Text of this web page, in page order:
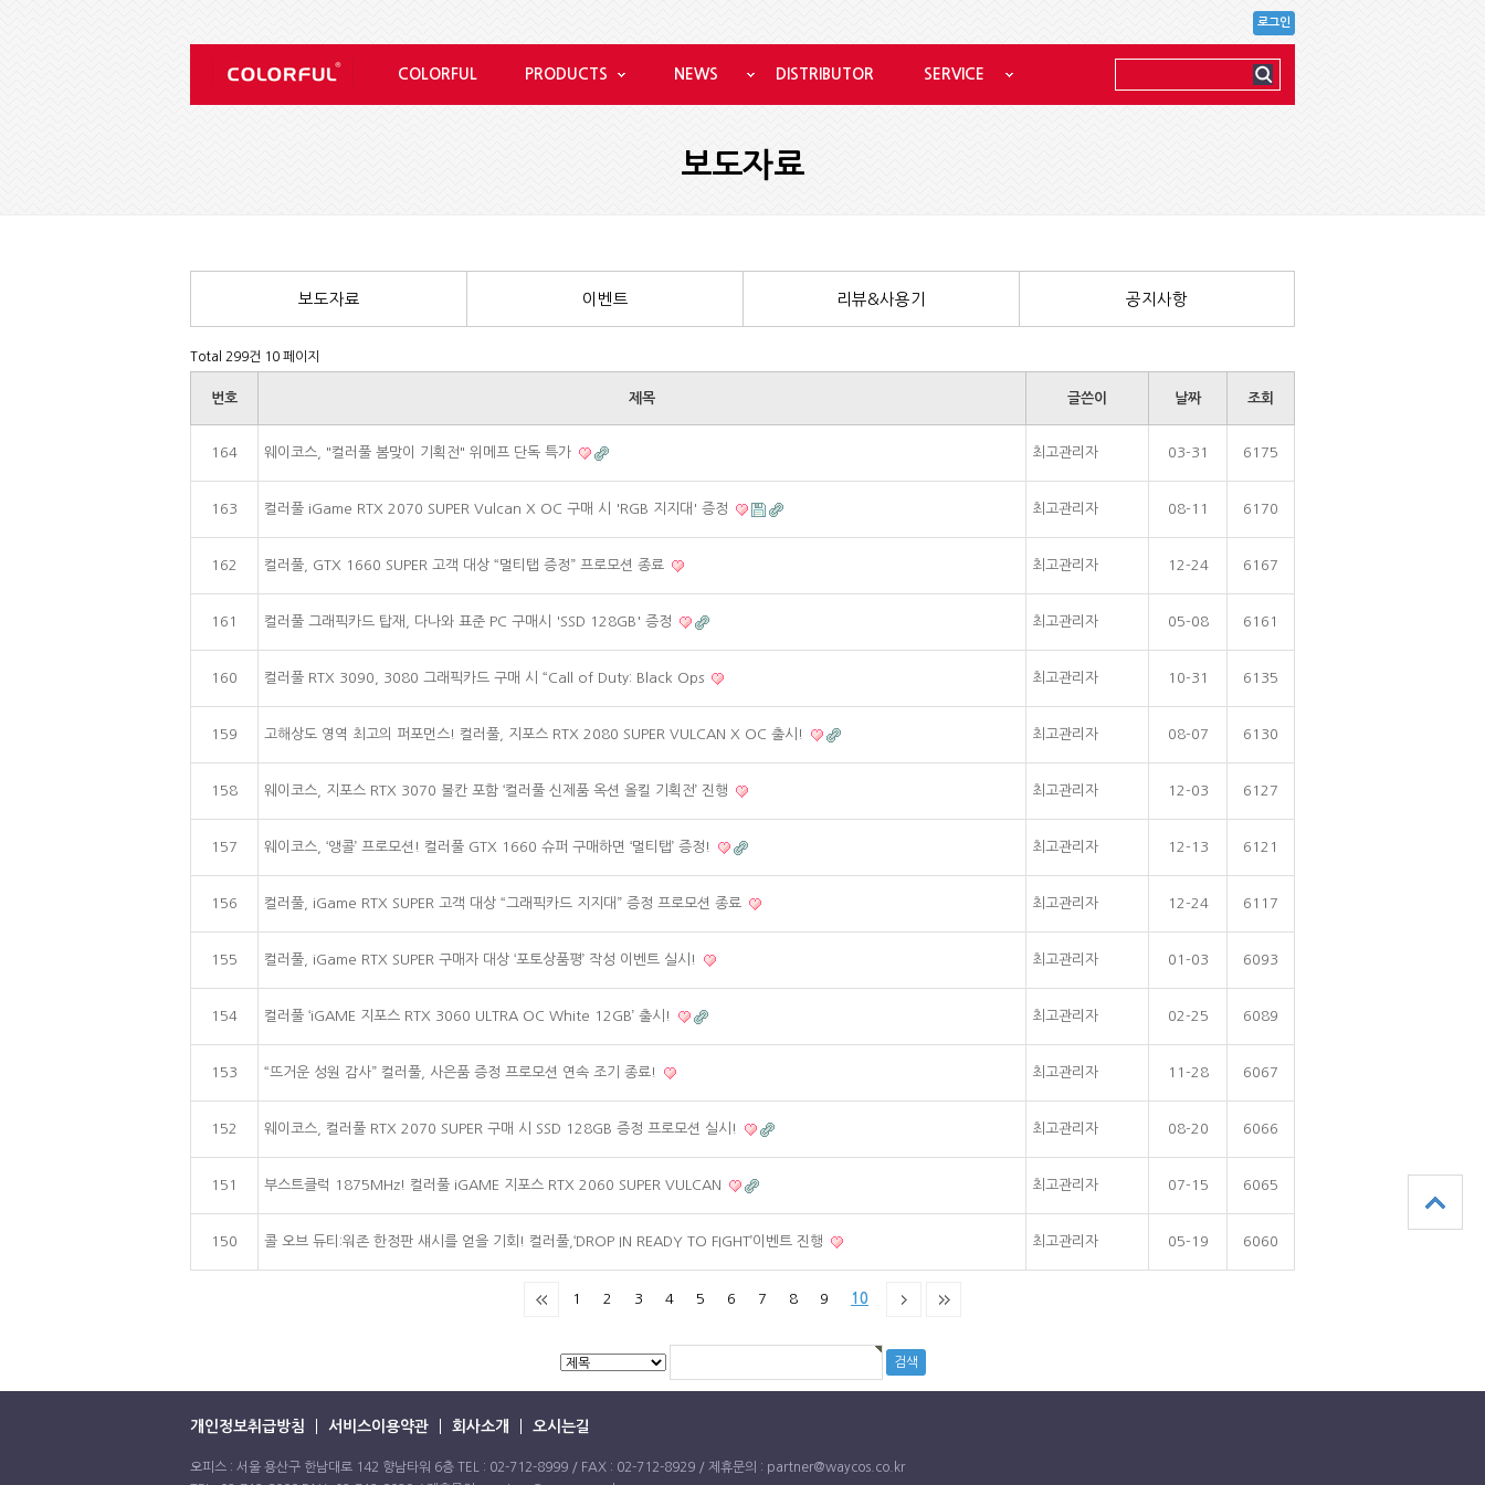
COLORFUL PRODUCTS NEWS DISTRIBUTOR SERVICE
로그인
보도자료
보도자료 이벤트 리뷰&사용기 공지사항
Total 299건 10 페이지
번호 제목 글쓴이 날짜 조회
164 웨이코스, "컬러풀 봄맞이 기획전" 위메프 단독 특가 최고관리자 03-31 6175
163 컬러풀 iGame RTX 2070 SUPER Vulcan X OC 구매 시 'RGB 지지대' 증정 최고관리자 08-11 6170
162 컬러풀, GTX 1660 SUPER 고객 대상 “멀티탭 증정” 프로모션 종료 최고관리자 12-24 6167
161 컬러풀 그래픽카드 탑재, 다나와 표준 PC 구매시 'SSD 128GB' 증정 최고관리자 05-08 6161
160 컬러풀 RTX 3090, 3080 그래픽카드 구매 시 “Call of Duty: Black Ops 최고관리자 10-31 6135
159 고해상도 영역 최고의 퍼포먼스! 컬러풀, 지포스 RTX 2080 SUPER VULCAN X OC 출시! 최고관리자 08-07 6130
158 웨이코스, 지포스 RTX 3070 불칸 포함 ‘컬러풀 신제품 옥션 올킬 기획전’ 진행 최고관리자 12-03 6127
157 웨이코스, ‘앵콜’ 프로모션! 컬러풀 GTX 1660 슈퍼 구매하면 ‘멀티탭’ 증정! 최고관리자 12-13 6121
156 컬러풀, iGame RTX SUPER 고객 대상 “그래픽카드 지지대” 증정 프로모션 종료 최고관리자 12-24 6117
155 컬러풀, iGame RTX SUPER 구매자 대상 ‘포토상품평’ 작성 이벤트 실시! 최고관리자 01-03 6093
154 컬러풀 ‘iGAME 지포스 RTX 3060 ULTRA OC White 12GB’ 출시! 최고관리자 02-25 6089
153 “뜨거운 성원 감사” 컬러풀, 사은품 증정 프로모션 연속 조기 종료! 최고관리자 11-28 6067
152 웨이코스, 컬러풀 RTX 2070 SUPER 구매 시 SSD 128GB 증정 프로모션 실시! 최고관리자 08-20 6066
151 부스트클럭 1875MHz! 컬러풀 iGAME 지포스 RTX 2060 SUPER VULCAN 최고관리자 07-15 6065
150 콜 오브 듀티:워존 한정판 섀시를 얻을 기회! 컬러풀,‘DROP IN READY TO FIGHT’이벤트 진행 최고관리자 05-19 6060
1 2 3 4 5 6 7 8 9 10
개인정보취급방침 서비스이용약관 회사소개 오시는길
오피스 : 서울 용산구 한남대로 142 향남타워 6층 TEL : 02-712-8999 / FAX : 02-712-8929 / 제휴문의 : partner@waycos.co.kr